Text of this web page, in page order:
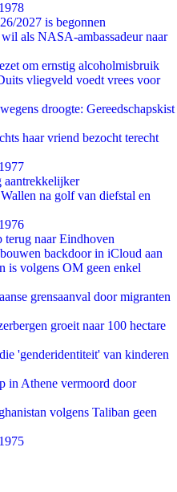
2027 is begonnen
als NASA-ambassadeur naar
om ernstig alcoholmisbruik
vliegveld voedt vrees voor
droogte: Gereedschapskist
haar vriend bezocht terecht
aantrekkelijker
na golf van diefstal en
naar Eindhoven
backdoor in iCloud aan
is volgens OM geen enkel
grensaanval door migranten
groeit naar 100 hectare
'genderidentiteit' van kinderen
in Athene vermoord door
volgens Taliban geen